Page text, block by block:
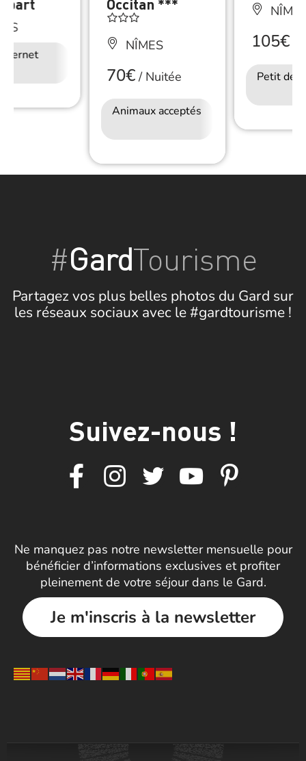
Occitan ***
NÎMES
70€/Nuitée
Animaux acceptés
Wifi
105€/
Petit
#GardTourisme
Partagez vos plus belles photos du Gard sur
les réseaux sociaux avec le #gardtourisme !
Suivez-nous !
Ne manquez pas notre newsletter mensuelle pour
bénéficier d’informations exclusives et profiter
pleinement de votre séjour dans le Gard.
Je m'inscris à la newsletter